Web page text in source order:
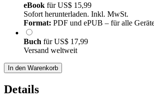
eBook fürUS$ 15,99
Sofort herunterladen. Inkl. MwSt.
Format: PDF und ePUB – für alle
Buch fürUS$ 17,99
Versand weltweit
In den Warenkorb
Details